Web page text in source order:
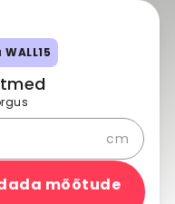
WALL15
cm
mõõtude